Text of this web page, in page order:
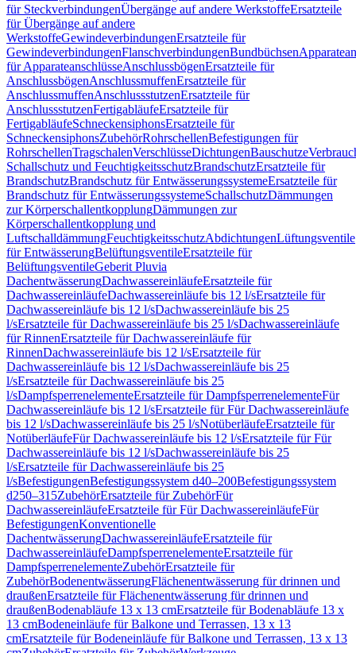
für SteckverbindungenÜbergänge auf andere WerkstoffeErsatzteile
für Übergänge auf andere
WerkstoffeGewindeverbindungenErsatzteile für
GewindeverbindungenFlanschverbindungenBundbüchsen
für ApparateanschlüsseAnschlussbögenErsatzteile für
AnschlussbögenAnschlussmuffenErsatzteile für
AnschlussmuffenAnschlussstutzenErsatzteile für
AnschlussstutzenFertigabläufeErsatzteile für
FertigabläufeSchneckensiphonsErsatzteile für
SchneckensiphonsZubehörRohrschellenBefestigungen für
RohrschellenTragschalenVerschlüsseDichtungenBauschutze
Schallschutz und FeuchtigkeitsschutzBrandschutzErsatzteile für
BrandschutzBrandschutz für EntwässerungssystemeErsatzteile für
Brandschutz für EntwässerungssystemeSchallschutzDämmungen
zur KörperschallentkopplungDämmungen zur
Körperschallentkopplung und
LuftschalldämmungFeuchtigkeitsschutzAbdichtungenLüftungsventile
für EntwässerungBelüftungsventileErsatzteile für
BelüftungsventileGeberit Pluvia
DachentwässerungDachwassereinläufeErsatzteile für
DachwassereinläufeDachwassereinläufe bis 12 l/sErsatzteile für
Dachwassereinläufe bis 12 l/sDachwassereinläufe bis 25
l/sErsatzteile für Dachwassereinläufe bis 25 l/sDachwassereinläufe
für RinnenErsatzteile für Dachwassereinläufe für
RinnenDachwassereinläufe bis 12 l/sErsatzteile für
Dachwassereinläufe bis 12 l/sDachwassereinläufe bis 25
l/sErsatzteile für Dachwassereinläufe bis 25
l/sDampfsperrenelementeErsatzteile für DampfsperrenelementeFür
Dachwassereinläufe bis 12 l/sErsatzteile für Für Dachwassereinläufe
bis 12 l/sDachwassereinläufe bis 25 l/sNotüberläufeErsatzteile für
NotüberläufeFür Dachwassereinläufe bis 12 l/sErsatzteile für Für
Dachwassereinläufe bis 12 l/sDachwassereinläufe bis 25
l/sErsatzteile für Dachwassereinläufe bis 25
l/sBefestigungenBefestigungssystem d40–200Befestigungssystem
d250–315ZubehörErsatzteile für ZubehörFür
DachwassereinläufeErsatzteile für Für DachwassereinläufeFür
BefestigungenKonventionelle
DachentwässerungDachwassereinläufeErsatzteile für
DachwassereinläufeDampfsperrenelementeErsatzteile für
DampfsperrenelementeZubehörErsatzteile für
ZubehörBodenentwässerungFlächenentwässerung für drinnen und
draußenErsatzteile für Flächenentwässerung für drinnen und
draußenBodenabläufe 13 x 13 cmErsatzteile für Bodenabläufe 13 x
13 cmBodeneinläufe für Balkone und Terrassen, 13 x 13
cmErsatzteile für Bodeneinläufe für Balkone und Terrassen, 13 x 13